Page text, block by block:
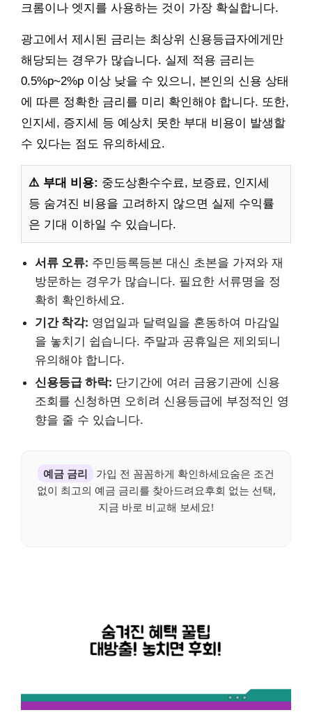
크롬이나 엣지를 사용하는 것이 가장 확실합니다.
광고에서 제시된 금리는 최상위 신용등급자에게만
해당되는 경우가 많습니다. 실제 적용 금리는
0.5%p~2%p 이상 낮을 수 있으니, 본인의 신용 상태
에 따른 정확한 금리를 미리 확인해야 합니다. 또한,
인지세, 증지세 등 예상치 못한 부대 비용이 발생할
수 있다는 점도 유의하세요.
⚠️ 부대 비용: 중도상환수수료, 보증료, 인지세
등 숨겨진 비용을 고려하지 않으면 실제 수익률
은 기대 이하일 수 있습니다.
서류 오류: 주민등록등본 대신 초본을 가져와 재
방문하는 경우가 많습니다. 필요한 서류명을 정
확히 확인하세요.
기간 착각: 영업일과 달력일을 혼동하여 마감일
을 놓치기 쉽습니다. 주말과 공휴일은 제외되니
유의해야 합니다.
신용등급 하락: 단기간에 여러 금융기관에 신용
조회를 신청하면 오히려 신용등급에 부정적인 영
향을 줄 수 있습니다.
예금 금리
가입 전 꼼꼼하게 확인하세요숨은 조건
없이 최고의 예금 금리를 찾아드려요후회 없는 선택,
지금 바로 비교해 보세요!